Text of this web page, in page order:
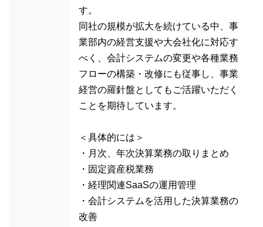
す。
同社の規模が拡大を続けている中、事
業部内の経営支援や大会社化に対応す
べく、会計システムの変更や各種業務
フローの構築・改修にも従事し、事業
経営の羅針盤としてもご活躍いただく
ことを期待しています。
＜具体的には＞
・月次、年次決算業務の取りまとめ
・固定資産税業務
・経理関連SaaSの運用管理
・会計システムを活用した決算業務の
改善